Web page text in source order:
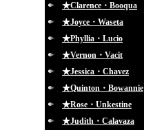
★Clarence・Booqua
★Joyce・Waseta
★Phyllia・Lucio
★Vernon・Vacit
★Jessica・Chavez
★Quinton・Bowannie
★Rose・Unkestine
★Judith・Calavaza